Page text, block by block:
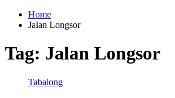
Home
Jalan Longsor
Tag: Jalan Longsor
Tabalong